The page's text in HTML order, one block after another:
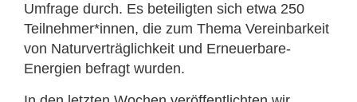
Umfrage durch. Es beteiligten sich etwa 250
Teilnehmer*innen, die zum Thema Vereinbarkeit
von Naturverträglichkeit und Erneuerbare-
Energien befragt wurden.